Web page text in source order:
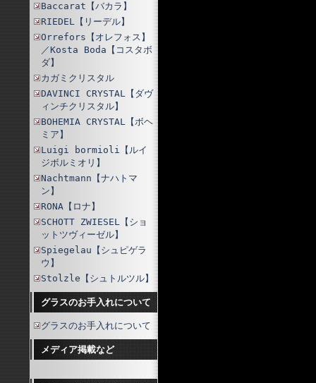
Baccarat【バカラ】
RIEDEL【リーデル】
Orrefors【オレフォス】
／Kosta Boda【コスタボ
ダ】
カガミクリスタル
DAVINCI CRYSTAL【ダヴ
ィンチクリスタル】
BOHEMIA CRYSTAL【ボヘ
ミア】
Luigi bormioli【ルイ
ジボルミオリ】
Nachtmann【ナハトマ
ン】
RONA【ロナ】
SCHOTT ZWIESEL【ショ
ットツヴィーゼル】
Spiegelau【シュピゲラ
ウ】
Stolzle【シュトルツル】
グラスのお手入れについて
グラスのお手入れについて
メディア掲載など